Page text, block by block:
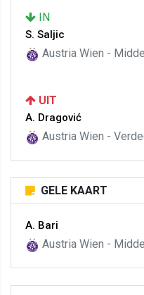
IN
S. Saljic
Austria Wien -
UIT
A. Dragović
Austria Wien -
GELE KAART
A. Bari
Austria Wien -